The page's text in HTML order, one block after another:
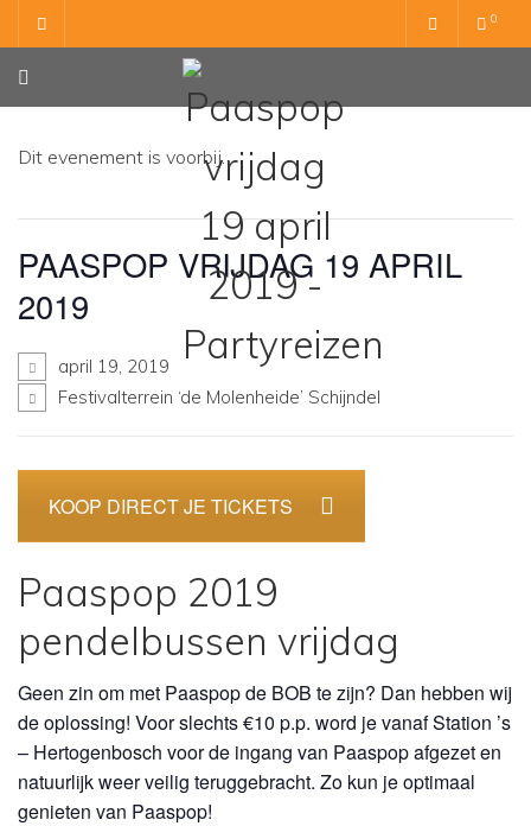
to
content
0
Dit evenement is voorbij.
PAASPOP VRIJDAG 19 APRIL
2019
april 19, 2019
Festivalterrein ‘de Molenheide’ Schijndel
KOOP DIRECT JE TICKETS
Paaspop 2019
pendelbussen vrijdag
Geen zin om met Paaspop de BOB te zijn? Dan hebben wij
de oplossing! Voor slechts €10 p.p. word je vanaf Station ’s
– Hertogenbosch voor de ingang van Paaspop afgezet en
natuurlijk weer veilig teruggebracht. Zo kun je optimaal
genieten van Paaspop!